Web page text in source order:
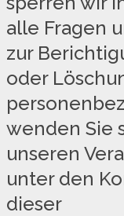
alle Fragen
zur
oder
wenden Sie
unseren
unter den
dieser